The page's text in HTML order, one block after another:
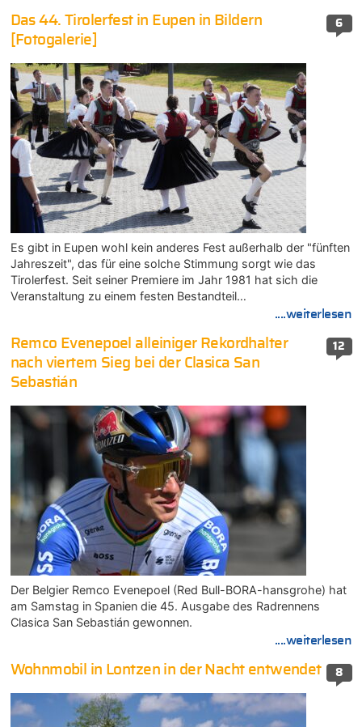
6
Das 44. Tirolerfest in Eupen in Bildern
[Fotogalerie]
Es gibt in Eupen wohl kein anderes Fest außerhalb der "fünften
Jahreszeit", das für eine solche Stimmung sorgt wie das
Tirolerfest. Seit seiner Premiere im Jahr 1981 hat sich die
Veranstaltung zu einem festen Bestandteil…
....weiterlesen
12
Remco Evenepoel alleiniger Rekordhalter
nach viertem Sieg bei der Clasica San
Sebastián
Der Belgier Remco Evenepoel (Red Bull-BORA-hansgrohe) hat
am Samstag in Spanien die 45. Ausgabe des Radrennens
Clasica San Sebastián gewonnen.
....weiterlesen
8
Wohnmobil in Lontzen in der Nacht entwendet